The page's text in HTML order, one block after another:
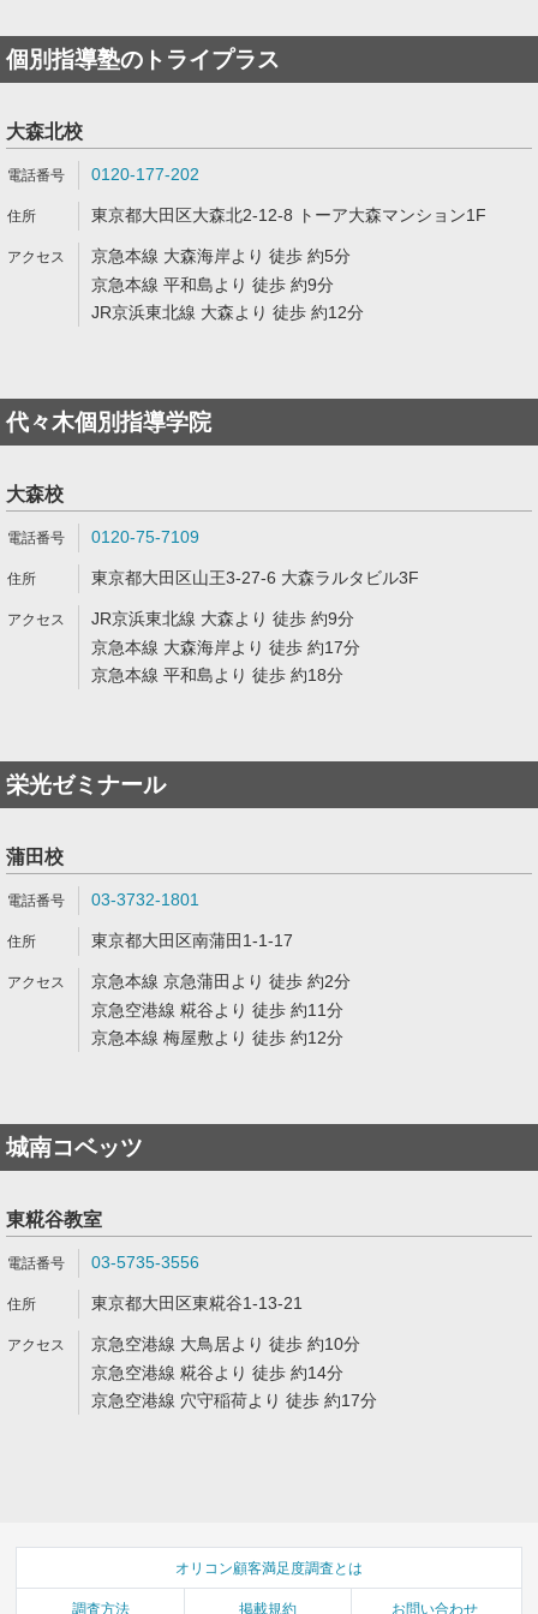
個別指導塾のトライプラス
大森北校
0120-177-202
東京都大田区大森北2-12-8 トーア大森マンション1F
京急本線 大森海岸より 徒歩 約5分
京急本線 平和島より 徒歩 約9分
JR京浜東北線 大森より 徒歩 約12分
代々木個別指導学院
大森校
0120-75-7109
東京都大田区山王3-27-6 大森ラルタビル3F
JR京浜東北線 大森より 徒歩 約9分
京急本線 大森海岸より 徒歩 約17分
京急本線 平和島より 徒歩 約18分
栄光ゼミナール
蒲田校
03-3732-1801
東京都大田区南蒲田1-1-17
京急本線 京急蒲田より 徒歩 約2分
京急空港線 糀谷より 徒歩 約11分
京急本線 梅屋敷より 徒歩 約12分
城南コベッツ
東糀谷教室
03-5735-3556
東京都大田区東糀谷1-13-21
京急空港線 大鳥居より 徒歩 約10分
京急空港線 糀谷より 徒歩 約14分
京急空港線 穴守稲荷より 徒歩 約17分
オリコン顧客満足度調査とは
調査方法 掲載規約 お問い合わせ